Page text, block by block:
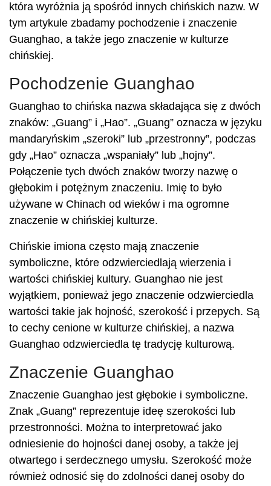
która wyróżnia ją spośród innych chińskich nazw. W
tym artykule zbadamy pochodzenie i znaczenie
Guanghao, a także jego znaczenie w kulturze
chińskiej.
Pochodzenie Guanghao
Guanghao to chińska nazwa składająca się z dwóch
znaków: „Guang” i „Hao”. „Guang” oznacza w języku
mandaryńskim „szeroki” lub „przestronny”, podczas
gdy „Hao” oznacza „wspaniały” lub „hojny”.
Połączenie tych dwóch znaków tworzy nazwę o
głębokim i potężnym znaczeniu. Imię to było
używane w Chinach od wieków i ma ogromne
znaczenie w chińskiej kulturze.
Chińskie imiona często mają znaczenie
symboliczne, które odzwierciedlają wierzenia i
wartości chińskiej kultury. Guanghao nie jest
wyjątkiem, ponieważ jego znaczenie odzwierciedla
wartości takie jak hojność, szerokość i przepych. Są
to cechy cenione w kulturze chińskiej, a nazwa
Guanghao odzwierciedla tę tradycję kulturową.
Znaczenie Guanghao
Znaczenie Guanghao jest głębokie i symboliczne.
Znak „Guang” reprezentuje ideę szerokości lub
przestronności. Można to interpretować jako
odniesienie do hojności danej osoby, a także jej
otwartego i serdecznego umysłu. Szerokość może
również odnosić się do zdolności danej osoby do